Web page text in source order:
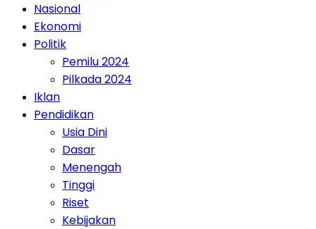
Nasional
Ekonomi
Politik
Pemilu 2024
Pilkada 2024
Iklan
Pendidikan
Usia Dini
Dasar
Menengah
Tinggi
Riset
Kebijakan